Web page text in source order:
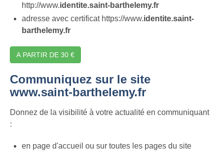
http://www.identite.saint-barthelemy.fr
adresse avec certificat https://www.identite.saint-
barthelemy.fr
A PARTIR DE 30 €
Communiquez sur le site
www.saint-barthelemy.fr
Donnez de la visibilité à votre actualité en communiquant
:
en page d'accueil ou sur toutes les pages du site